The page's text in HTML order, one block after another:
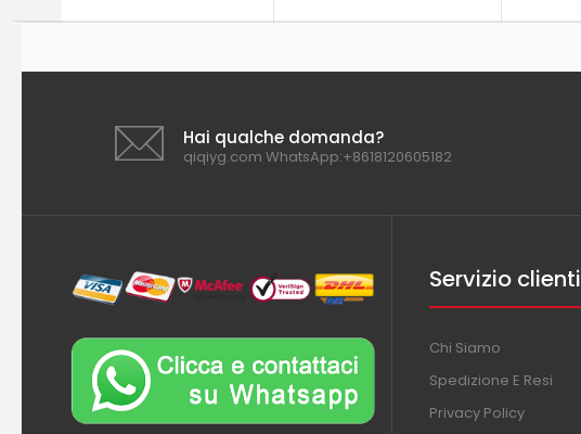
Hai qualche domanda?
qiqiyg.com WhatsApp:+8618120605182
Servizio clienti
Chi Siamo
Spedizione E Resi
Privacy Policy